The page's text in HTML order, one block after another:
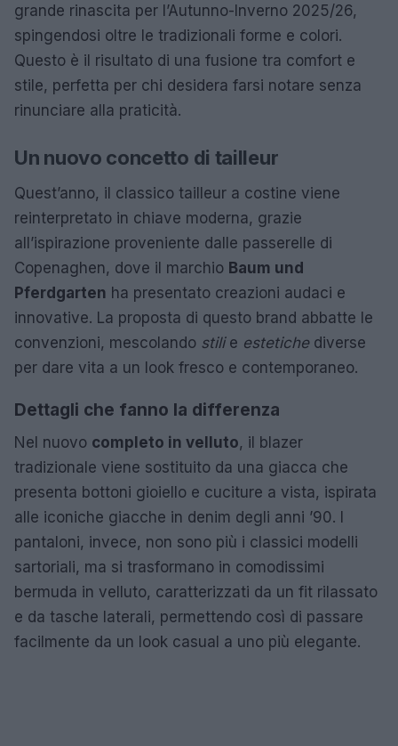
grande rinascita per l’Autunno-Inverno 2025/26,
spingendosi oltre le tradizionali forme e colori.
Questo è il risultato di una fusione tra comfort e
stile, perfetta per chi desidera farsi notare senza
rinunciare alla praticità.
Un nuovo concetto di tailleur
Quest’anno, il classico tailleur a costine viene
reinterpretato in chiave moderna, grazie
all’ispirazione proveniente dalle passerelle di
Copenaghen, dove il marchio Baum und
Pferdgarten ha presentato creazioni audaci e
innovative. La proposta di questo brand abbatte le
convenzioni, mescolando stilie estetichediverse
per dare vita a un look fresco e contemporaneo.
Dettagli che fanno la differenza
Nel nuovo completo in velluto, il blazer
tradizionale viene sostituito da una giacca che
presenta bottoni gioiello e cuciture a vista, ispirata
alle iconiche giacche in denim degli anni ’90. I
pantaloni, invece, non sono più i classici modelli
sartoriali, ma si trasformano in comodissimi
bermuda in velluto, caratterizzati da un fit rilassato
e da tasche laterali, permettendo così di passare
facilmente da un look casual a uno più elegante.